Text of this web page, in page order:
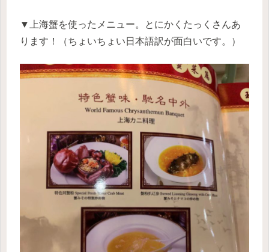
▼上海蟹を使ったメニュー。とにかくたっくさんあ
ります！（ちょいちょい日本語訳が面白いです。）